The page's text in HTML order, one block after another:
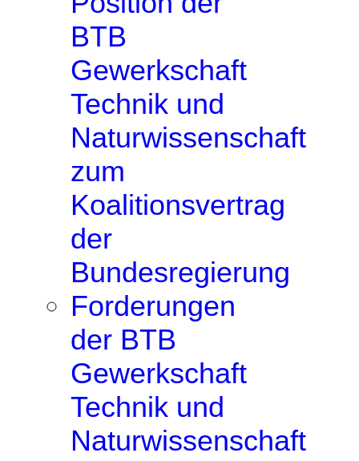
BTB
Gewerkschaft
Technik und
Naturwissenschaft
zum
Koalitionsvertrag
der
Bundesregierung
Forderungen
der BTB
Gewerkschaft
Technik und
Naturwissenschaft